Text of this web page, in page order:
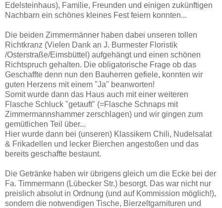
Edelsteinhaus), Familie, Freunden und einigen zukünftigen
Nachbarn ein schönes kleines Fest feiern konnten...
Die beiden Zimmermänner haben dabei unseren tollen
Richtkranz (Vielen Dank an J. Burmester Floristik
/Osterstraße/Eimsbüttel) aufgehängt und einen schönen
Richtspruch gehalten. Die obligatorische Frage ob das
Geschaffte denn nun den Bauherren gefiele, konnten wir
guten Herzens mit einem "Ja" beanworten!
Somit wurde dann das Haus auch mit einer weiteren
Flasche Schluck "getauft" (=Flasche Schnaps mit
Zimmermannshammer zerschlagen) und wir gingen zum
gemütlichen Teil über...
Hier wurde dann bei (unseren) Klassikern Chili, Nudelsalat
& Frikadellen und lecker Bierchen angestoßen und das
bereits geschaffte bestaunt.
Die Getränke haben wir übrigens gleich um die Ecke bei der
Fa. Timmermann (Lübecker Str.) besorgt. Das war nicht nur
preislich absolut in Ordnung (und auf Kommission möglich!),
sondern die notwendigen Tische, Bierzeltgarnituren und